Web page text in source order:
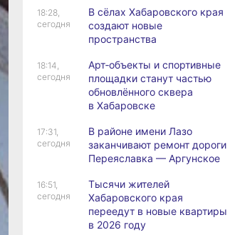
18:28,
сегодня
В сёлах Хабаровского края
создают новые
пространства
18:14,
сегодня
Арт‑объекты и спортивные
площадки станут частью
обновлённого сквера
в Хабаровске
17:31,
сегодня
В районе имени Лазо
заканчивают ремонт дороги
Переяславка — Аргунское
16:51,
сегодня
Тысячи жителей
Хабаровского края
переедут в новые квартиры
в 2026 году